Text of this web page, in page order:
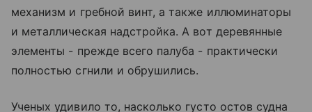
механизм и гребной винт, а также иллюминаторы
и металлическая надстройка. А вот деревянные
элементы - прежде всего палуба - практически
полностью сгнили и обрушились.
Ученых удивило то, насколько густо остов судна